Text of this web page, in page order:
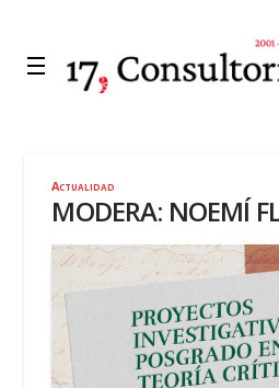
Actualidad
MODERA: NOEMÍ